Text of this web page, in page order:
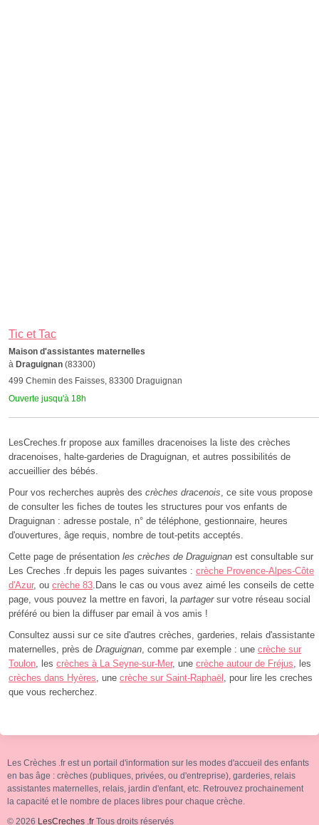
Tic et Tac
Maison d'assistantes maternelles
à Draguignan (83300)
499 Chemin des Faisses, 83300 Draguignan
Ouverte jusqu'à 18h
LesCreches.fr propose aux familles dracenoises la liste des crèches
dracenoises, halte-garderies de Draguignan, et autres possibilités de
accueillier des bébés.
Pour vos recherches auprès des crèches dracenois, ce site vous propose
de consulter les fiches de toutes les structures pour vos enfants de
Draguignan : adresse postale, n° de téléphone, gestionnaire, heures
d'ouvertures, âge requis, nombre de tout-petits acceptés.
Cette page de présentation les crèches de Draguignan est consultable sur
Les Creches .fr depuis les pages suivantes : crèche Provence-Alpes-Côte
d'Azur, ou crèche 83.Dans le cas ou vous avez aimé les conseils de cette
page, vous pouvez la mettre en favori, la partagersur votre réseau social
préféré ou bien la diffuser par email à vos amis !
Consultez aussi sur ce site d'autres crèches, garderies, relais d'assistante
maternelles, près de Draguignan, comme par exemple : une crèche sur
Toulon, les crèches à La Seyne-sur-Mer, une crèche autour de Fréjus, les
crèches dans Hyères, une crèche sur Saint-Raphaël , pour lire les creches
que vous recherchez.
Les Crèches .fr est un portail d'information sur les modes d'accueil des enfants
en bas âge : crèches (publiques, privées, ou d'entreprise), garderies, relais
assistantes maternelles, relais, jardin d'enfant, etc. Retrouvez prochainement
la capacité et le nombre de places libres pour chaque crèche.
© 2026 LesCreches .fr Tous droits réservés